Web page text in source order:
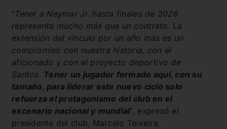
“Tener a Neymar Jr. hasta finales de 2026
representa mucho más que un contrato. La
extensión del vínculo por un año más es un
compromiso con nuestra historia, con el
aficionado y con el proyecto deportivo de
Santos. Tener un jugador formado aquí, con su
tamaño, para liderar este nuevo ciclo solo
refuerza el protagonismo del club en el
escenario nacional y mundial“, expresó el
presidente del club, Marcelo Teixeira.